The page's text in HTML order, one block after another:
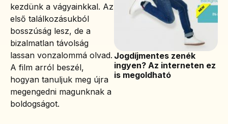
kezdünk a vágyainkkal. Az
első találkozásukból
bosszúság lesz, de a
bizalmatlan távolság
lassan vonzalommá olvad.
A film arról beszél,
hogyan tanuljuk meg újra
megengedni magunknak a
boldogságot.
Jogdíjmentes zenék
ingyen? Az interneten ez
is megoldható